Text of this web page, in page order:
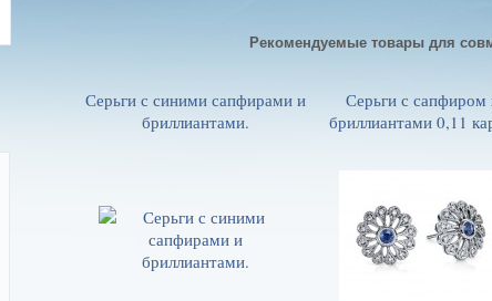
Рекомендуемые товары для
Серьги с синими сапфирами и
бриллиантами.
Серьги с сапфиром
бриллиантами 0,11